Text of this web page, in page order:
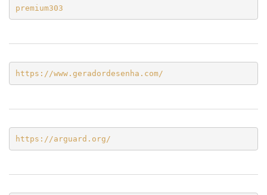
premium303
https://www.geradordesenha.com/
https://arguard.org/